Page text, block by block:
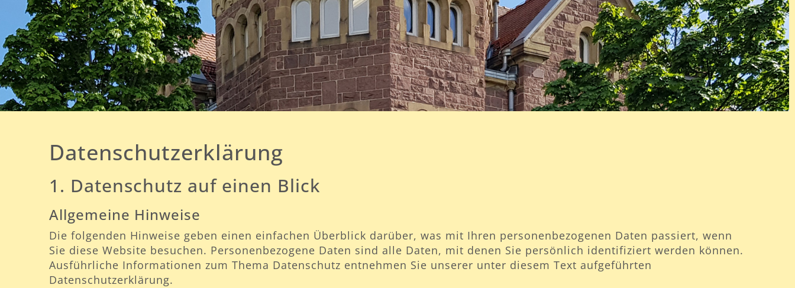
Datenschutzerklärung
1. Datenschutz auf einen Blick
Allgemeine Hinweise
Die folgenden Hinweise geben einen einfachen Überblick darüber, was mit Ihren personenbezogenen Daten passiert, wenn
Sie diese Website besuchen. Personenbezogene Daten sind alle Daten, mit denen Sie persönlich identifiziert werden können.
Ausführliche Informationen zum Thema Datenschutz entnehmen Sie unserer unter diesem Text aufgeführten
Datenschutzerklärung.